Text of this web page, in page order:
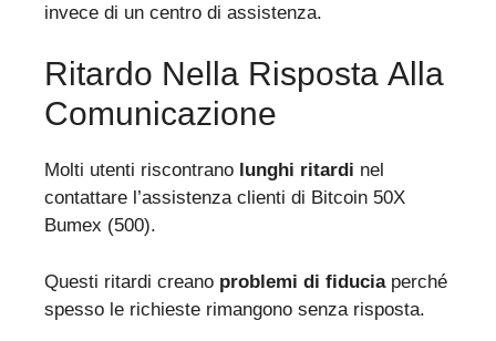
invece di un centro di assistenza.
Ritardo Nella Risposta Alla
Comunicazione
Molti utenti riscontrano lunghi ritardi nel
contattare l’assistenza clienti di Bitcoin 50X
Bumex (500).
Questi ritardi creano problemi di fiduciaperché
spesso le richieste rimangono senza risposta.